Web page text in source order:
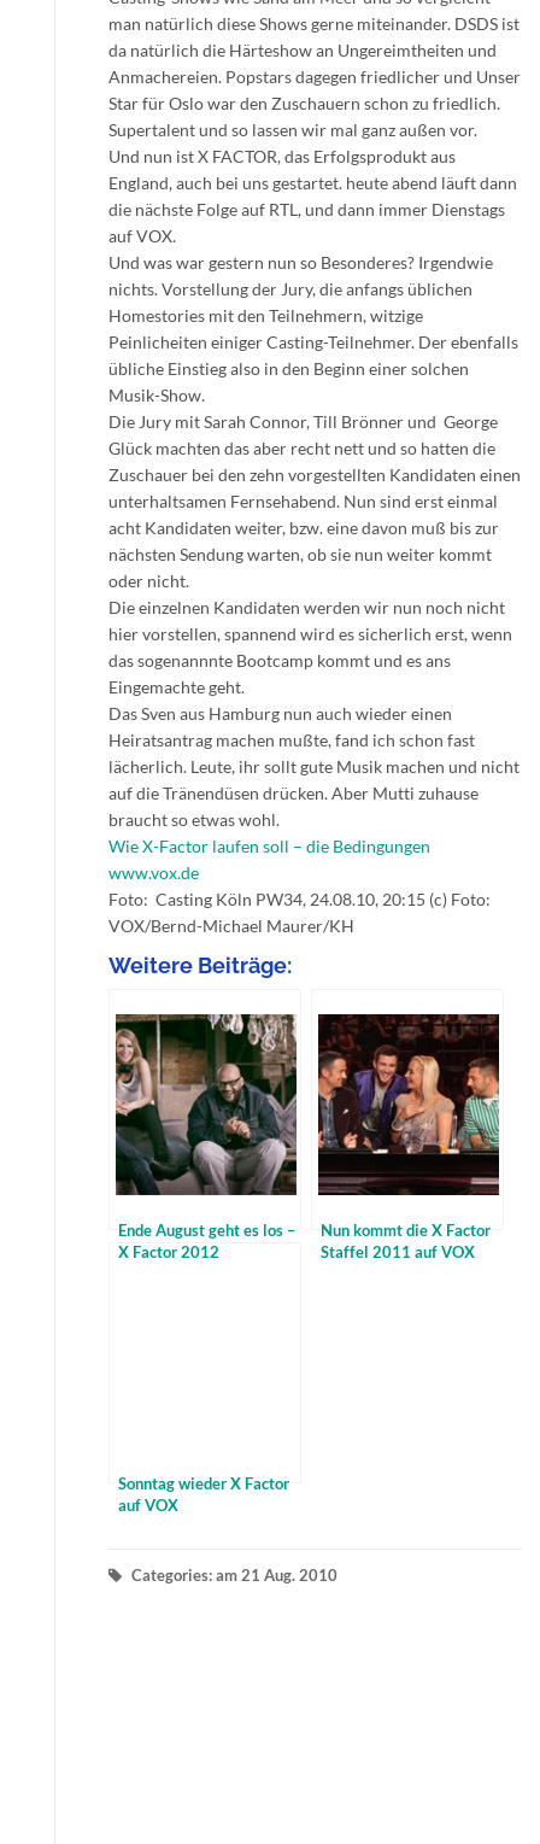
man natürlich diese Shows gerne miteinander. DSDS ist
da natürlich die Härteshow an Ungereimtheiten und
Anmachereien. Popstars dagegen friedlicher und Unser
Star für Oslo war den Zuschauern schon zu friedlich.
Supertalent und so lassen wir mal ganz außen vor.
Und nun ist X FACTOR, das Erfolgsprodukt aus
England, auch bei uns gestartet. heute abend läuft dann
die nächste Folge auf RTL, und dann immer Dienstags
auf VOX.
Und was war gestern nun so Besonderes? Irgendwie
nichts. Vorstellung der Jury, die anfangs üblichen
Homestories mit den Teilnehmern, witzige
Peinlicheiten einiger Casting-Teilnehmer. Der ebenfalls
übliche Einstieg also in den Beginn einer solchen
Musik-Show.
Die Jury mit Sarah Connor, Till Brönner und George
Glück machten das aber recht nett und so hatten die
Zuschauer bei den zehn vorgestellten Kandidaten einen
unterhaltsamen Fernsehabend. Nun sind erst einmal
acht Kandidaten weiter, bzw. eine davon muß bis zur
nächsten Sendung warten, ob sie nun weiter kommt
oder nicht.
Die einzelnen Kandidaten werden wir nun noch nicht
hier vorstellen, spannend wird es sicherlich erst, wenn
das sogenannnte Bootcamp kommt und es ans
Eingemachte geht.
Das Sven aus Hamburg nun auch wieder einen
Heiratsantrag machen mußte, fand ich schon fast
lächerlich. Leute, ihr sollt gute Musik machen und nicht
auf die Tränendüsen drücken. Aber Mutti zuhause
braucht so etwas wohl.
Wie X-Factor laufen soll – die Bedingungen
www.vox.de
Foto: Casting Köln PW34, 24.08.10, 20:15 (c) Foto:
VOX/Bernd-Michael Maurer/KH
Weitere Beiträge:
Ende August geht es los –
X Factor 2012
Nun kommt die X Factor
Staffel 2011 auf VOX
Sonntag wieder X Factor
auf VOX
Categories: am 21 Aug. 2010